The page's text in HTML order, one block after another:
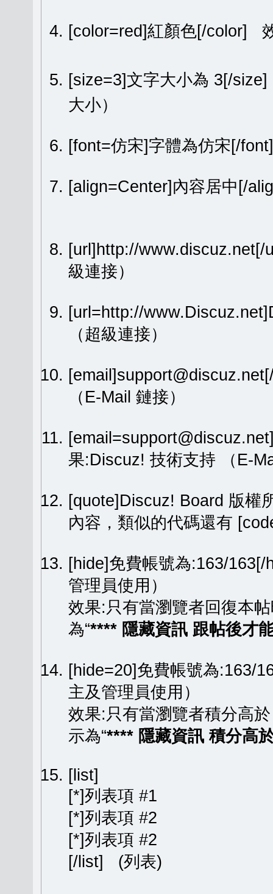
[color=red]紅顏色[/color]
[size=3]文字大小為 3[/
大小）
[font=仿宋]字體為仿宋[/
[align=Center]內容居中[/
[url]http://
級連接）
[url=http://
（超級連接）
（E-Mail 鏈接）
果:Discuz! 技術支持 （E-
[quote]Discuz! Board 版
內容，類似的代碼還有
[hide]免費帳號為:163/
管理員使用）
效果:只有當瀏覽者回復本
為“**** 隱藏資訊 跟帖後才
[hide=20]免費帳號為:163/
主及管理員使用）
效果:只有當瀏覽者積分高
示為“**** 隱藏資訊 積分高
[list]
[*]列表項 #1
[*]列表項 #2
[*]列表項 #2
[/list] (列表)